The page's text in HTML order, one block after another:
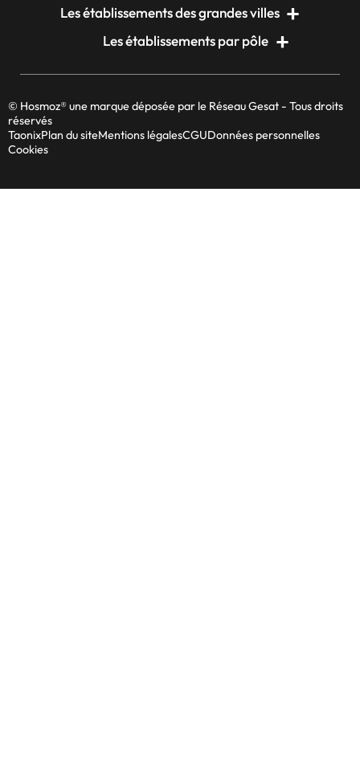
Les établissements des grandes villes
Les établissements par pôle
© Hosmoz® une marque déposée par le Réseau Gesat - Tous droits
réservés
TaonixPlan du siteMentions légalesCGUDonnées personnelles
Cookies